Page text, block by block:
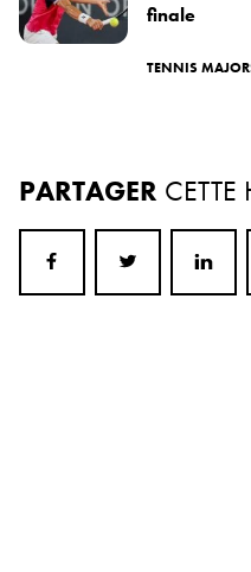
finale
TENNIS
PARTAGER CETTE